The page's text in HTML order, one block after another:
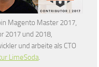
Magento Master 2017,
2017 und 2018,
und arbeite als CTO
LimeSoda.